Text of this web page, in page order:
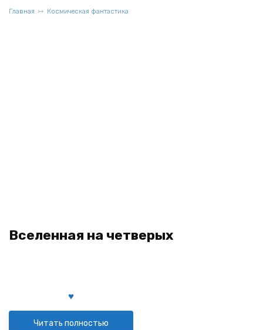
Главная Космическая фантастика
Вселенная на четверых
Читать полностью